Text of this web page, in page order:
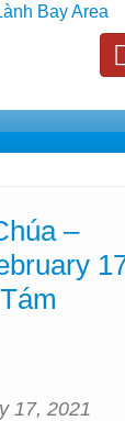
Bay Area
–
17, 2021